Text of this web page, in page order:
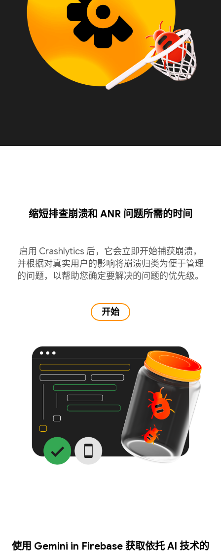
缩短排查崩溃和 ANR 问题所需的时间
启用 Crashlytics 后，它会立即开始捕获崩溃，
并根据对真实用户的影响将崩溃归类为便于管理
的问题，以帮助您确定要解决的问题的优先级。
开始
使用 Gemini in Firebase 获取依托 AI 技术的